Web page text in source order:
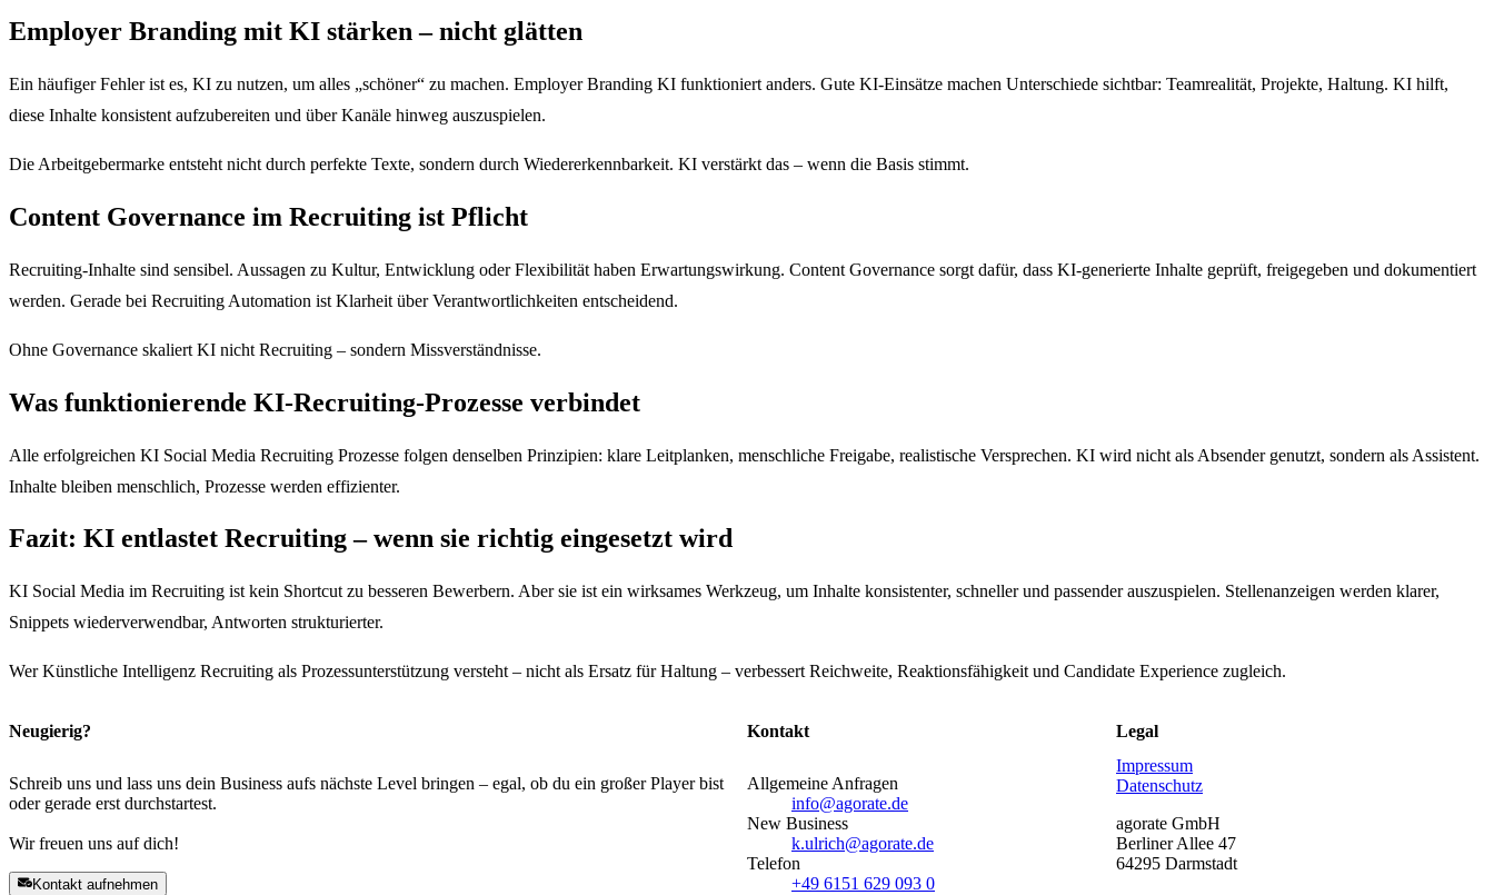
Employer Branding mit KI stärken – nicht glätten
Ein häufiger Fehler ist es, KI zu nutzen, um alles „schöner“ zu machen. Employer Branding KI funktioniert anders. Gute KI-Einsätze machen Unterschiede sichtbar: Teamrealität, Projekte, Haltung. KI hilft,
diese Inhalte konsistent aufzubereiten und über Kanäle hinweg auszuspielen.
Die Arbeitgebermarke entsteht nicht durch perfekte Texte, sondern durch Wiedererkennbarkeit. KI verstärkt das – wenn die Basis stimmt.
Content Governance im Recruiting ist Pflicht
Recruiting-Inhalte sind sensibel. Aussagen zu Kultur, Entwicklung oder Flexibilität haben Erwartungswirkung. Content Governance sorgt dafür, dass KI-generierte Inhalte geprüft, freigegeben und dokumentiert
werden. Gerade bei Recruiting Automation ist Klarheit über Verantwortlichkeiten entscheidend.
Ohne Governance skaliert KI nicht Recruiting – sondern Missverständnisse.
Was funktionierende KI-Recruiting-Prozesse verbindet
Alle erfolgreichen KI Social Media Recruiting Prozesse folgen denselben Prinzipien: klare Leitplanken, menschliche Freigabe, realistische Versprechen. KI wird nicht als Absender genutzt, sondern als Assistent.
Inhalte bleiben menschlich, Prozesse werden effizienter.
Fazit: KI entlastet Recruiting – wenn sie richtig eingesetzt wird
KI Social Media im Recruiting ist kein Shortcut zu besseren Bewerbern. Aber sie ist ein wirksames Werkzeug, um Inhalte konsistenter, schneller und passender auszuspielen. Stellenanzeigen werden klarer,
Snippets wiederverwendbar, Antworten strukturierter.
Wer Künstliche Intelligenz Recruiting als Prozessunterstützung versteht – nicht als Ersatz für Haltung – verbessert Reichweite, Reaktionsfähigkeit und Candidate Experience zugleich.
Neugierig?
Schreib uns und lass uns dein Business aufs nächste Level bringen – egal, ob du ein großer Player bist
oder gerade erst durchstartest.
Wir freuen uns auf dich!
Kontakt aufnehmen
Kontakt
Allgemeine Anfragen
info@agorate.de
New Business
k.ulrich@agorate.de
Telefon
+49 6151 629 093 0
Legal
Impressum
Datenschutz
agorate GmbH
Berliner Allee 47
64295 Darmstadt